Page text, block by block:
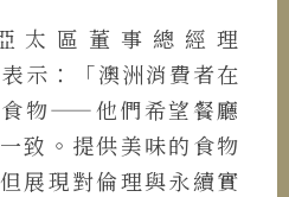
太區董事總經理
：「澳洲消費者在
物——他們希望餐廳
致。提供美味的食物
展現對倫理與永續實